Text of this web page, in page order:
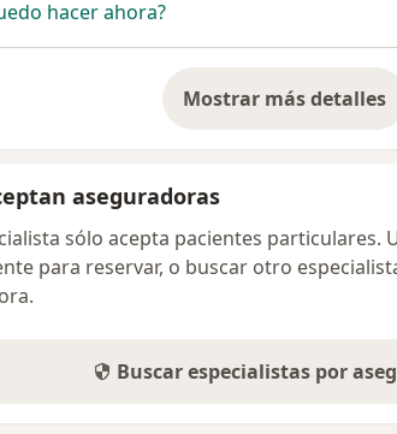
hacer ahora?
Mostrar más detalles
sobre la
aseguradoras
sólo acepta pacientes particulares.
para reservar, o buscar otro
Buscar especialistas por